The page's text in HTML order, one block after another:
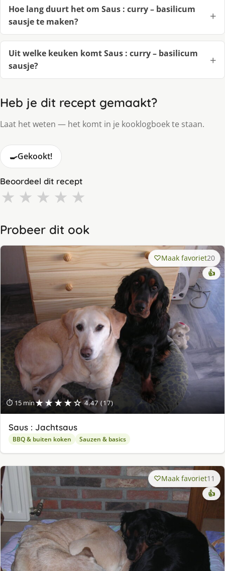
Hoe lang duurt het om Saus : curry – basilicum
sausje te maken?
Uit welke keuken komt Saus : curry – basilicum
sausje?
Heb je dit recept gemaakt?
Laat het weten — het komt in je kooklogboek te staan.
🍳Gekookt!
Beoordeel dit recept
★ ★ ★ ★ ★
Probeer dit ook
⏱ 15 min★★★★☆ 4.47 (17)
Maak favoriet20
👍
Saus : Jachtsaus
BBQ & buiten koken Sauzen & basics
Maak favoriet11
👍